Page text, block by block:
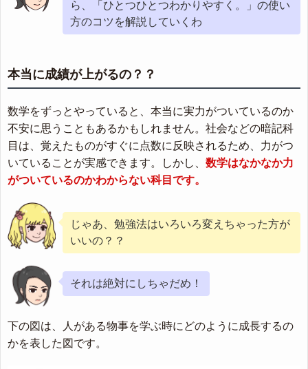
ら、「ひとつひとつわかりやすく。」の使い
方のコツを解説していくわ
本当に成績が上がるの？？
数学をずっとやっていると、本当に実力がついているのか
不安に思うこともあるかもしれません。社会などの暗記科
目は、覚えたものがすぐに点数に反映されるため、力がつ
いていることが実感できます。しかし、 数学はなかなか力
がついているのかわからない科目です。
じゃあ、勉強法はいろいろ変えちゃった方が
いいの？？
それは絶対にしちゃだめ！
下の図は、人がある物事を学ぶ時にどのように成長するの
かを表した図です。